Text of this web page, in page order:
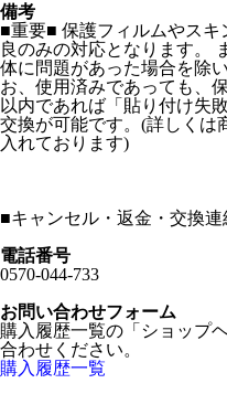
備考
■重要■ 保護フィルムやス
良のみの対応となります。
体に問題があった場合を除
お、使用済みであっても、
以内であれば「貼り付け失
交換が可能です。(詳しくは
入れております)
■キャンセル・返金・交換連
電話番号
0570-044-733
お問い合わせフォーム
購入履歴一覧の「ショップ
合わせください。
購入履歴一覧